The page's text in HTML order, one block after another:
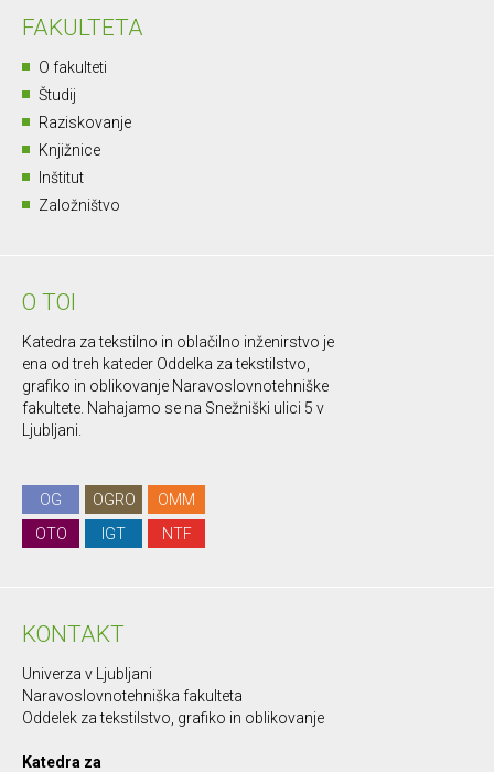
FAKULTETA
O fakulteti
Študij
Raziskovanje
Knjižnice
Inštitut
Založništvo
O TOI
Katedra za tekstilno in oblačilno inženirstvo je
ena od treh kateder Oddelka za tekstilstvo,
grafiko in oblikovanje Naravoslovnotehniške
fakultete. Nahajamo se na Snežniški ulici 5 v
Ljubljani.
OG OGRO
OMM
OTO
IGT NTF
KONTAKT
Univerza v Ljubljani
Naravoslovnotehniška fakulteta
Oddelek za tekstilstvo, grafiko in oblikovanje
Katedra za